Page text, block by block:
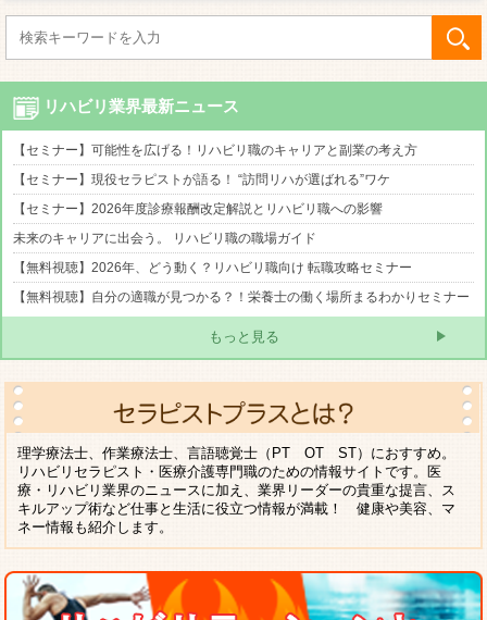
リハビリ業界最新ニュース
【セミナー】可能性を広げる！リハビリ職のキャリアと副業の考え方
【セミナー】現役セラピストが語る！ “訪問リハが選ばれる”ワケ
【セミナー】2026年度診療報酬改定解説とリハビリ職への影響
未来のキャリアに出会う。 リハビリ職の職場ガイド
【無料視聴】2026年、どう動く？リハビリ職向け 転職攻略セミナー
【無料視聴】自分の適職が見つかる？！栄養士の働く場所まるわかりセミナー
もっと見る
理学療法士、作業療法士、言語聴覚士（PT OT ST）におすすめ。
リハビリセラピスト・医療介護専門職のための情報サイトです。医
療・リハビリ業界のニュースに加え、業界リーダーの貴重な提言、ス
キルアップ術など仕事と生活に役立つ情報が満載！ 健康や美容、マ
ネー情報も紹介します。